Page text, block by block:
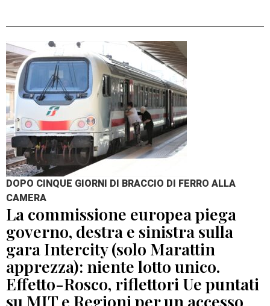
DOPO CINQUE GIORNI DI BRACCIO DI FERRO ALLA
CAMERA
La commissione europea piega
governo, destra e sinistra sulla
gara Intercity (solo Marattin
apprezza): niente lotto unico.
Effetto-Rosco, riflettori Ue puntati
su MIT e Regioni per un accesso